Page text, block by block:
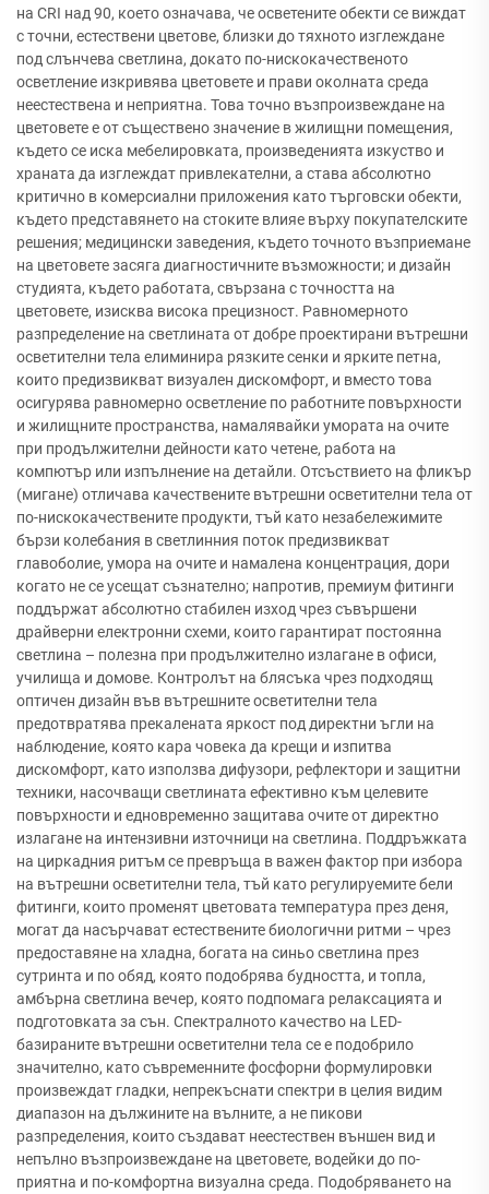
на CRI над 90, което означава, че осветените обекти се виждат
с точни, естествени цветове, близки до тяхното изглеждане
под слънчева светлина, докато по-нискокачественото
осветление изкривява цветовете и прави околната среда
неестествена и неприятна. Това точно възпроизвеждане на
цветовете е от съществено значение в жилищни помещения,
където се иска мебелировката, произведенията изкуство и
храната да изглеждат привлекателни, а става абсолютно
критично в комерсиални приложения като търговски обекти,
където представянето на стоките влияе върху покупателските
решения; медицински заведения, където точното възприемане
на цветовете засяга диагностичните възможности; и дизайн
студията, където работата, свързана с точността на
цветовете, изисква висока прецизност. Равномерното
разпределение на светлината от добре проектирани вътрешни
осветителни тела елиминира рязките сенки и ярките петна,
които предизвикват визуален дискомфорт, и вместо това
осигурява равномерно осветление по работните повърхности
и жилищните пространства, намалявайки умората на очите
при продължителни дейности като четене, работа на
компютър или изпълнение на детайли. Отсъствието на фликър
(мигане) отличава качествените вътрешни осветителни тела от
по-нискокачествените продукти, тъй като незабележимите
бързи колебания в светлинния поток предизвикват
главоболие, умора на очите и намалена концентрация, дори
когато не се усещат съзнателно; напротив, премиум фитинги
поддържат абсолютно стабилен изход чрез съвършени
драйверни електронни схеми, които гарантират постоянна
светлина – полезна при продължително излагане в офиси,
училища и домове. Контролът на блясъка чрез подходящ
оптичен дизайн във вътрешните осветителни тела
предотвратява прекалената яркост под директни ъгли на
наблюдение, която кара човека да крещи и изпитва
дискомфорт, като използва дифузори, рефлектори и защитни
техники, насочващи светлината ефективно към целевите
повърхности и едновременно защитава очите от директно
излагане на интензивни източници на светлина. Поддръжката
на циркадния ритъм се превръща в важен фактор при избора
на вътрешни осветителни тела, тъй като регулируемите бели
фитинги, които променят цветовата температура през деня,
могат да насърчават естествените биологични ритми – чрез
предоставяне на хладна, богата на синьо светлина през
сутринта и по обяд, която подобрява будността, и топла,
амбърна светлина вечер, която подпомага релаксацията и
подготовката за сън. Спектралното качество на LED-
базираните вътрешни осветителни тела се е подобрило
значително, като съвременните фосфорни формулировки
произвеждат гладки, непрекъснати спектри в целия видим
диапазон на дължините на вълните, а не пикови
разпределения, които създават неестествен външен вид и
непълно възпроизвеждане на цветовете, водейки до по-
приятна и по-комфортна визуална среда. Подобряването на